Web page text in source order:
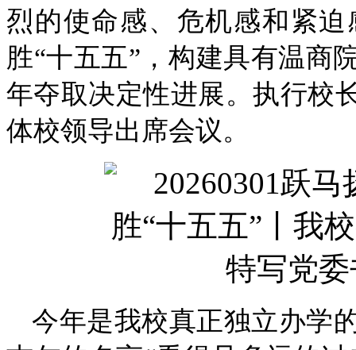
烈的使命感、危机感和紧
胜“十五五”，构建具有温商
年夺取决定性进展。执行校
体校领导出席会议。
今年是我校真正独立办学